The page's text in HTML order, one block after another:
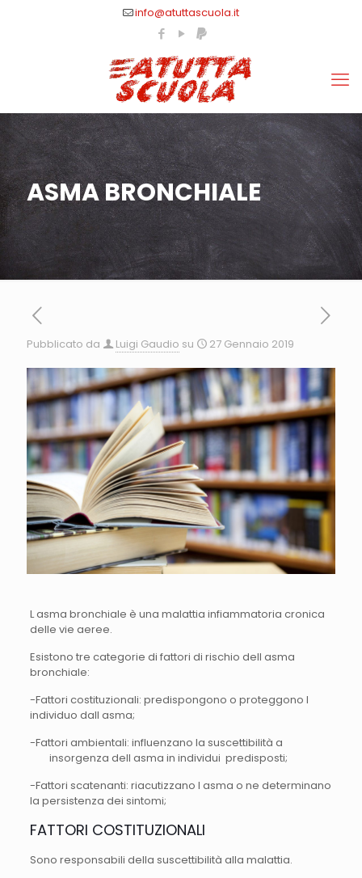
info@atuttascuola.it
ASMA BRONCHIALE
Pubblicato da Luigi Gaudio su 27 Gennaio 2019
L asma bronchiale è una malattia infiammatoria cronica
delle vie aeree.
Esistono tre categorie di fattori di rischio dell asma
bronchiale:
-Fattori costituzionali: predispongono o proteggono l
individuo dall asma;
-Fattori ambientali: influenzano la suscettibilità a
insorgenza dell asma in individui predisposti;
-Fattori scatenanti: riacutizzano l asma o ne determinano
la persistenza dei sintomi;
FATTORI COSTITUZIONALI
Sono responsabili della suscettibilità alla malattia.